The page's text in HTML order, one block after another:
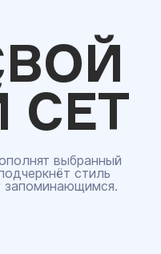
СЕТ
выбранный
стиль
запоминающимся.